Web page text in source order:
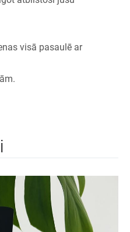
visā pasaulē ar